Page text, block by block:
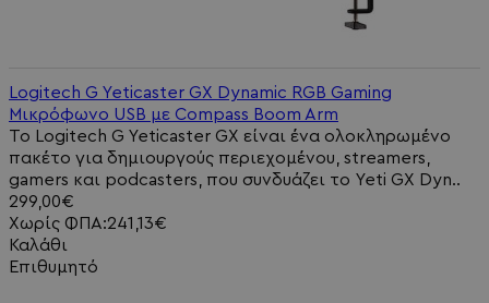
Logitech G Yeticaster GX Dynamic RGB Gaming
Μικρόφωνο USB με Compass Boom Arm
Το Logitech G Yeticaster GX είναι ένα ολοκληρωμένο
πακέτο για δημιουργούς περιεχομένου, streamers,
gamers και podcasters, που συνδυάζει το Yeti GX Dyn..
299,00€
Χωρίς ΦΠΑ:241,13€
Καλάθι
Επιθυμητό